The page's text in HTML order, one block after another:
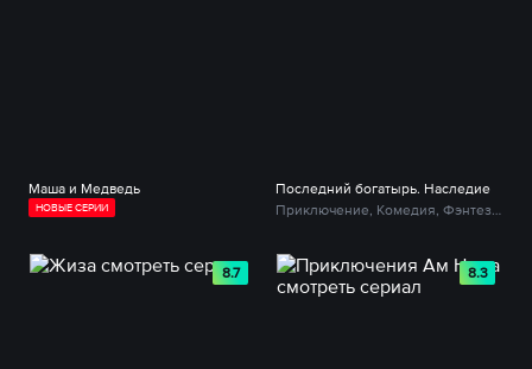
Маша и Медведь
НОВЫЕ СЕРИИ
Последний богатырь. Наследие
8.7 8.3